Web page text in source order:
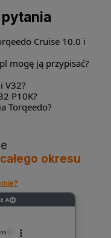
Cruise 10.0 i
mogę ją przypisać?
V32?
P10K?
Torqeedo?
okresu
?